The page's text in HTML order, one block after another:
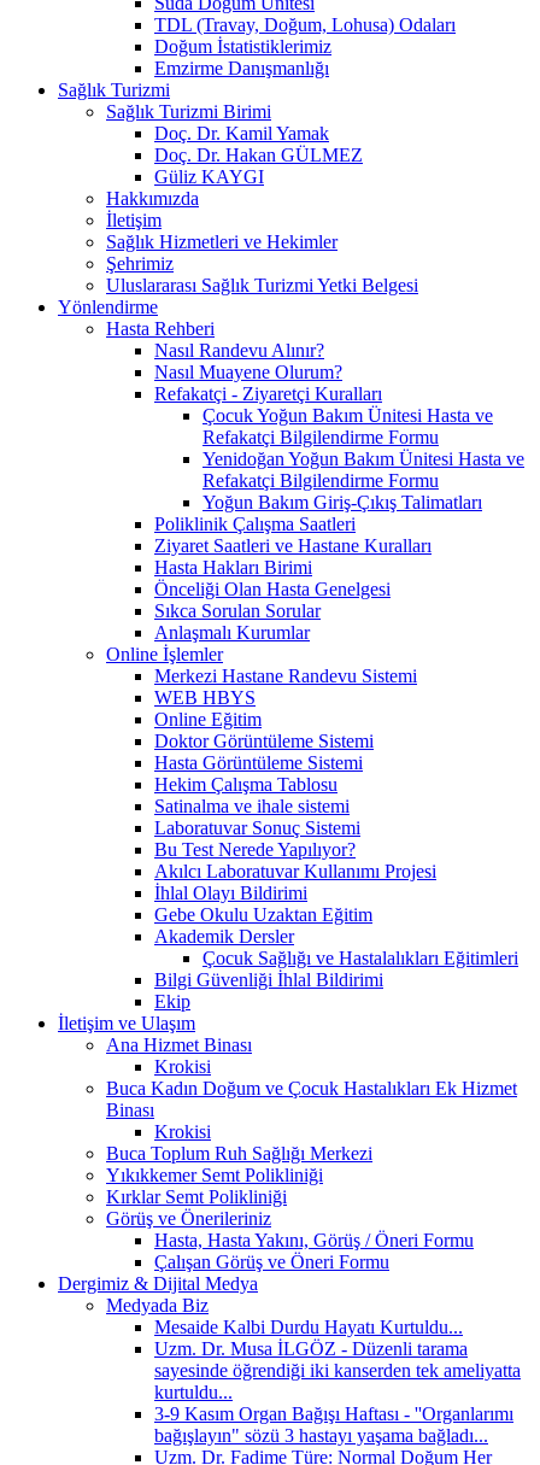
TDL (Travay, Doğum, Lohusa) Odaları
Doğum İstatistiklerimiz
Emzirme Danışmanlığı
Sağlık Turizmi
Sağlık Turizmi Birimi
Doç. Dr. Kamil Yamak
Doç. Dr. Hakan GÜLMEZ
Güliz KAYGI
Hakkımızda
İletişim
Sağlık Hizmetleri ve Hekimler
Şehrimiz
Uluslararası Sağlık Turizmi Yetki Belgesi
Yönlendirme
Hasta Rehberi
Nasıl Randevu Alınır?
Nasıl Muayene Olurum?
Refakatçi - Ziyaretçi Kuralları
Çocuk Yoğun Bakım Ünitesi Hasta ve
Refakatçi Bilgilendirme Formu
Yenidoğan Yoğun Bakım Ünitesi Hasta ve
Refakatçi Bilgilendirme Formu
Yoğun Bakım Giriş-Çıkış Talimatları
Poliklinik Çalışma Saatleri
Ziyaret Saatleri ve Hastane Kuralları
Hasta Hakları Birimi
Önceliği Olan Hasta Genelgesi
Sıkca Sorulan Sorular
Anlaşmalı Kurumlar
Online İşlemler
Merkezi Hastane Randevu Sistemi
WEB HBYS
Online Eğitim
Doktor Görüntüleme Sistemi
Hasta Görüntüleme Sistemi
Hekim Çalışma Tablosu
Satinalma ve ihale sistemi
Laboratuvar Sonuç Sistemi
Bu Test Nerede Yapılıyor?
Akılcı Laboratuvar Kullanımı Projesi
İhlal Olayı Bildirimi
Gebe Okulu Uzaktan Eğitim
Akademik Dersler
Çocuk Sağlığı ve Hastalalıkları Eğitimleri
Bilgi Güvenliği İhlal Bildirimi
Ekip
İletişim ve Ulaşım
Ana Hizmet Binası
Krokisi
Buca Kadın Doğum ve Çocuk Hastalıkları Ek Hizmet
Binası
Krokisi
Buca Toplum Ruh Sağlığı Merkezi
Yıkıkkemer Semt Polikliniği
Kırklar Semt Polikliniği
Görüş ve Önerileriniz
Hasta, Hasta Yakını, Görüş / Öneri Formu
Çalışan Görüş ve Öneri Formu
Dergimiz & Dijital Medya
Medyada Biz
Mesaide Kalbi Durdu Hayatı Kurtuldu...
Uzm. Dr. Musa İLGÖZ - Düzenli tarama
sayesinde öğrendiği iki kanserden tek ameliyatta
kurtuldu...
3-9 Kasım Organ Bağışı Haftası - ''Organlarımı
bağışlayın" sözü 3 hastayı yaşama bağladı...
Uzm. Dr. Fadime Türe: Normal Doğum Her